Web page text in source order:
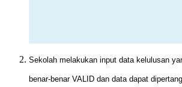
Sekolah melakukan input data kelulusan
benar-benar VALID dan data dapat